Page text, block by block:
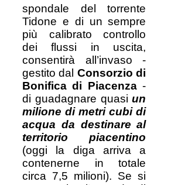
spondale del torrente
Tidone e di un sempre
più calibrato controllo
dei flussi in uscita,
consentirà all’invaso -
gestito dal Consorzio di
Bonifica di Piacenza-
di guadagnare quasiun
milione di metri cubi di
acqua da destinare al
territorio piacentino
(oggi la diga arriva a
contenerne in totale
circa 7,5 milioni). Se si